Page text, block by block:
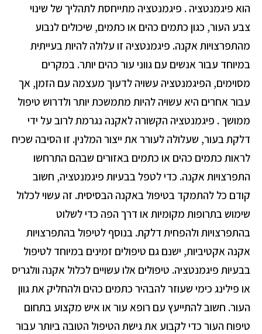
הוא פיגמנטציה . פיגמנטציה מתייחסת לתהליך של שינוי
צבע העור, כגון כתמים כהים או כתמים, שיכולים לנבוע
מהתפרצויות אקנה. פיגמנטציה זו עלולה להיות בעייתית
במיוחד עבור אנשים עם גווני עור כהים יותר. במקרים
מסוימים, הפיגמנטציה עשויה לדעוך מעצמה עם הזמן, אך
עבור אחרים היא עשויה להיות מתמשכת יותר ולדרוש טיפול
ממושך . פיגמנטציה הקשורה לאקנה נגרמת לרוב על ידי
דלקת בעור, שעלולה לעורר את ייצור המלנין. זו הסיבה שכיח
לראות כתמים כהים או כתמים באזורים שבהם התרחשו
התפרצויות אקנה. כדי לטפל בבעיות פיגמנטציה, חשוב
קודם כל להתמקד בטיפול באקנה הבסיסית. זה עשוי לכלול
שימוש בתרופות מקומיות או דרך הפה כדי לשלוט
בהתפרצויות ולהפחית דלקת. בנוסף לטיפול בהתפרצויות
אקנה אקטיביות, ישנם גם טיפולים זמינים במיוחד לטיפול
בבעיות פיגמנטציה. טיפולים אלו עשויים לכלול אקנה וולגריס
או פילינג כימי שעוזר להבהיר כתמים כהים ולהחליק את גוון
העור. חשוב להתייעץ עם רופא עור או איש מקצוע בתחום
טיפוח העור כדי לקבוע את גישת הטיפול הטובה ביותר עבור